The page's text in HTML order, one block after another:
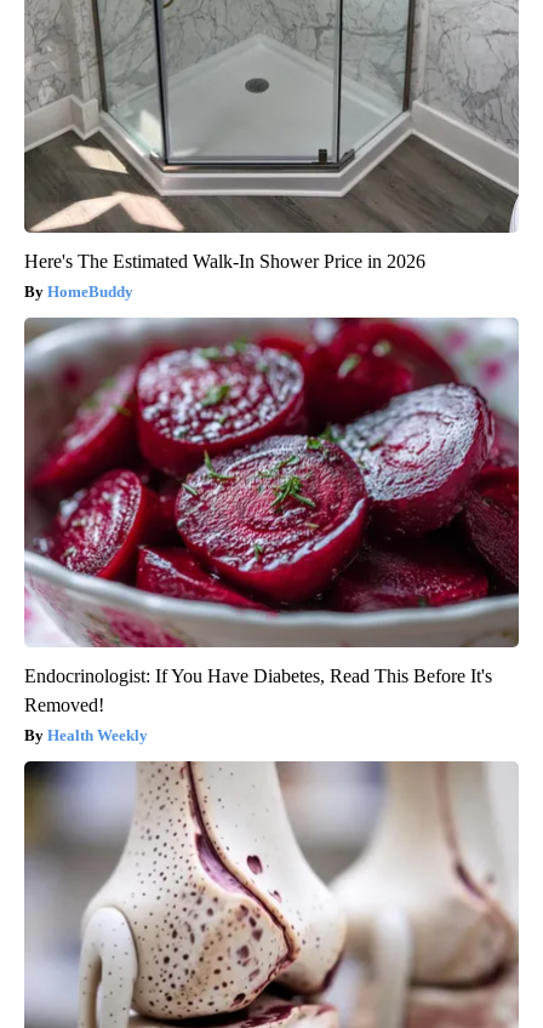
Here's The Estimated Walk-In Shower Price in 2026
HomeBuddy
Endocrinologist: If You Have Diabetes, Read This Before It's
Removed!
Health Weekly